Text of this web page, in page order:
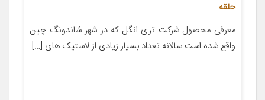
حلقه
معرفی محصول شرکت تری انگل که در شهر شاندونگ چین
واقع شده است سالانه تعداد بسیار زیادی از لاستیک های […]